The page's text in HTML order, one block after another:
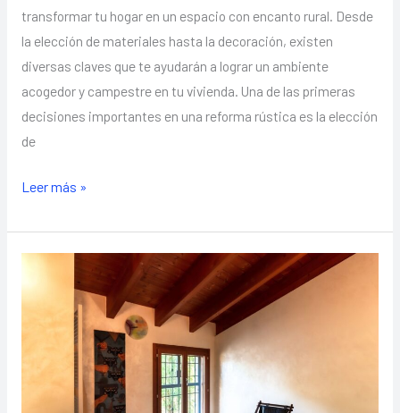
transformar tu hogar en un espacio con encanto rural. Desde
la elección de materiales hasta la decoración, existen
diversas claves que te ayudarán a lograr un ambiente
acogedor y campestre en tu vivienda. Una de las primeras
decisiones importantes en una reforma rústica es la elección
de
Leer más »
Reformas
modernas:
contemporáneo
para